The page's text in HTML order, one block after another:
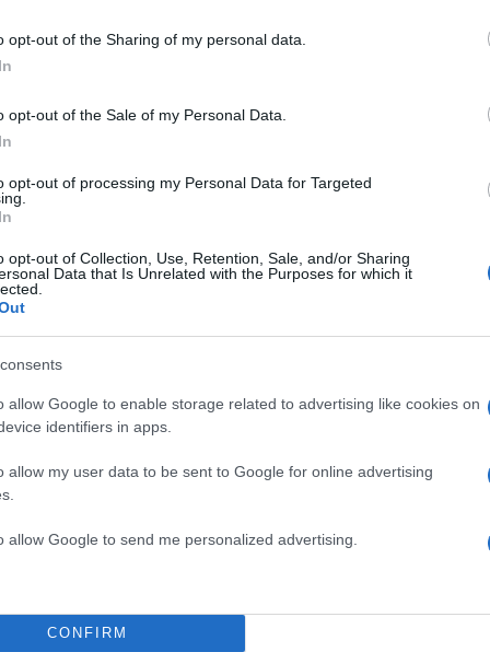
opt-out of the Sharing of my personal data.
opt-out of the Sale of my Personal Data.
opt-out of processing my Personal Data for Targeted
opt-out of Collection, Use, Retention, Sale, and/or Sharing
Data that Is Unrelated with the Purposes for which it
allow Google to enable storage related to advertising like cookies on
identifiers in apps.
allow my user data to be sent to Google for online advertising
allow Google to send me personalized advertising.
CONFIRM
έπειτα από ένα μικρό
Οκτώβριο τελικά ενώθηκαν
σε γάμο.
Παπακωστοπούλου.